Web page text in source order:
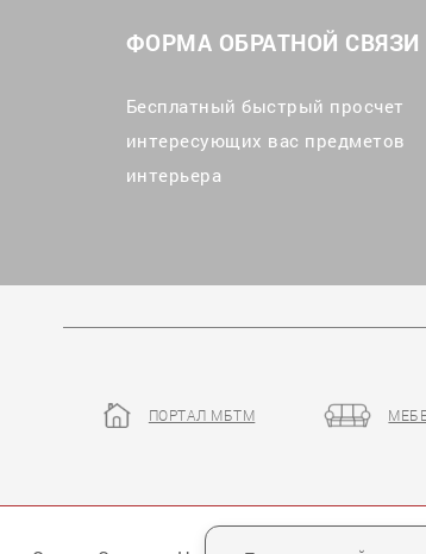
ФОРМА ОБРАТНОЙ СВЯЗИ
Бесплатный быстрый просчет
интересующих вас предметов
интерьера
ПОРТАЛ МБТМ